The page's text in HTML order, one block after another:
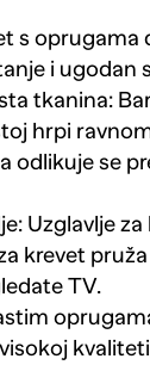
s oprugama
i ugodan
tkanina:
hrpi
odlikuje se
Uzglavlje
krevet
TV.